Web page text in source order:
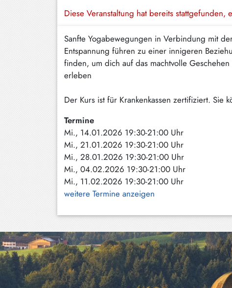
Diese Veranstaltung hat bereits
Sanfte Yogabewegungen in Verbindung mit
Entspannung führen zu einer innigeren
finden, um dich auf das machtvolle
erleben
Der Kurs ist für Krankenkassen zertifiziert. Sie
Termine
Mi., 14.01.2026 19:30-21:00 Uhr
Mi., 21.01.2026 19:30-21:00 Uhr
Mi., 28.01.2026 19:30-21:00 Uhr
Mi., 04.02.2026 19:30-21:00 Uhr
Mi., 11.02.2026 19:30-21:00 Uhr
weitere Termine anzeigen
Neuhaus
Niklasreuth
Otterfing
Rottach-
Egern
Schaftlach
/
Waakirchen
Schliersee
Tegernsee
Warngau
/
Wall
Weyarn